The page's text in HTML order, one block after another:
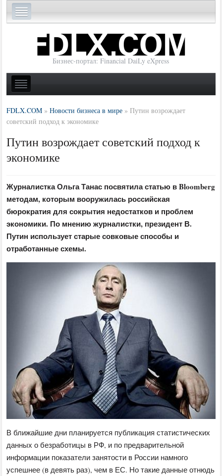
Бизнес-портал: Financial DaiLy eXpress
FDLX.COM »Новости бизнеса в мире »Путин возрождает
советский подход к экономике
Путин возрождает советский подход к
экономике
Журналистка Ольга Танас посвятила статью в Bloomberg
методам, которым вооружилась российская
бюрократия для сокрытия недостатков и проблем
экономики. По мнению журналистки, президент В.
Путин использует старые совковые способы и
отработанные схемы.
В ближайшие дни планируется публикация статистических
данных о безработицы в РФ, и по предварительной
информации показатели занятости в России намного
успешнее (в девять раз), чем в ЕС. Но такие данные отнюдь